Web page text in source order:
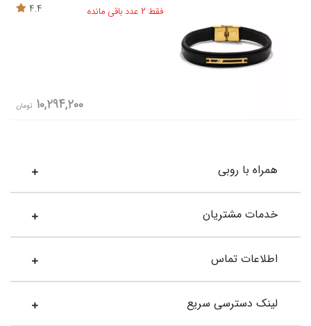
فقط 2 عدد باقی مانده
4.4
10,294,200 تومان
همراه با روبی
خدمات مشتریان
اطلاعات تماس
لینک دسترسی سریع